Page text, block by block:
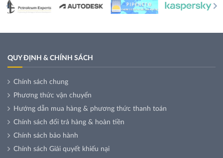
QUY ĐỊNH & CHÍNH SÁCH
Chính sách chung
Phương thức vận chuyển
Hướng dẫn mua hàng & phương thức thanh toán
Chính sách đổi trả hàng & hoàn tiền
Chính sách bảo hành
Chính sách Giải quyết khiếu nại